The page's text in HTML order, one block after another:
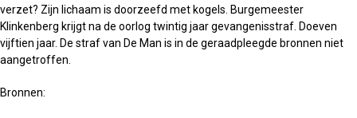
verzet? Zijn lichaam is doorzeefd met kogels. Burgemeester
Klinkenberg krijgt na de oorlog twintig jaar gevangenisstraf. Doeven
vijftien jaar. De straf van De Man is in de geraadpleegde bronnen niet
aangetroffen.
Bronnen: